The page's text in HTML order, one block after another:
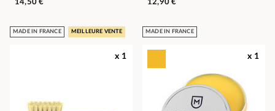
14,50 € 12,90 €
MADE IN FRANCE MEILLEURE VENTE
x 1
MADE IN FRANCE
x 1